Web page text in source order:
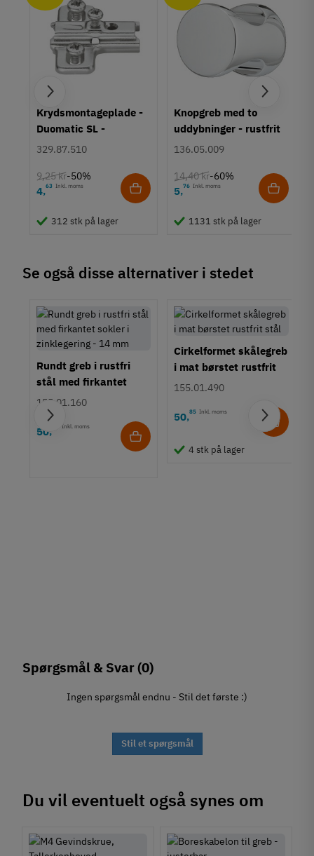
Overflade
Mat børstet
Hulafstand
128 mm
160 mm
192 mm
210 mm
288 mm
310 mm
352 mm
360 mm
410 mm
460 mm
760 mm
Farve
Metalfarvet
Montering
Type
Klassisk
Krydsmontageplade -
Duomatic SL -
Euroskruer
329.87.510
9,25 kr-50%
4,63 Inkl. moms
312 stk på lager
Knopgreb med to
uddybninger - rustfrit
stål
136.05.009
14,40 kr-60%
5,76 Inkl. moms
1131 stk på lager
Se også disse alternativer i stedet
Rundt greb i rustfri
stål med firkantet
sokler i zinklegering -
14 mm
155.01.160
50, Inkl. moms
Cirkelformet skålegreb
i mat børstet rustfrit
stål
155.01.490
50,85 Inkl. moms
4 stk på lager
Spørgsmål & Svar(0)
Ingen spørgsmål endnu - Stil det første :)
Stil et spørgsmål
Du vil eventuelt også synes om